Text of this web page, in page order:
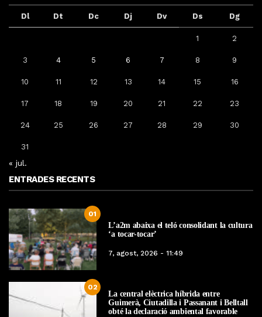
Dl Dt Dc Dj Dv Ds Dg
1 2
3 4 5 6 7 8 9
10 11 12 13 14 15 16
17 18 19 20 21 22 23
24 25 26 27 28 29 30
31
« jul.
ENTRADES RECENTS
01
L’a2m abaixa el teló consolidant la cultura
‘a tocar-tocar’
7, agost, 2026 - 11:49
02
La central elèctrica híbrida entre
Guimerà, Ciutadilla i Passanant i Belltall
obté la declaració ambiental favorable